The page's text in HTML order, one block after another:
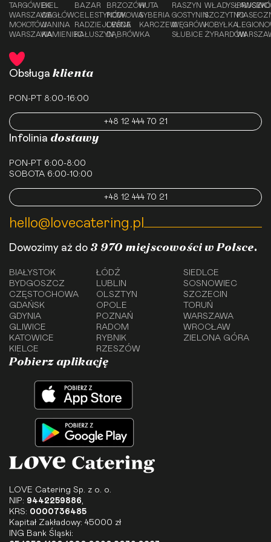
TARGÓWEK
WARSZAWA
MOKOTÓW
WARSZAWA
BIEL
CEGŁÓW
JANINA
KAMIENIEC
BAZAR
CELESTYNÓW
RADZIEJOWICE
KAŁUSZYN
BRZOZÓW
PODKOWA
LEŚNA
DĄBRÓWKA
HUTA
SYBERIA
KARCZEW
RASZYN
GOSTYNIN
WĘGRÓW
SŁUBICE
WŁADYSŁAWOWO
SZCZYTNO
KOBYŁKA
ŻYRARDÓW
Obsługa klienta
PON-PT 8:00-16:00
+48 12 444 70 21
Infolinia dostawy
PON-PT 6:00-8:00
SOBOTA 6:00-10:00
+48 12 444 70 21
hello@lovecatering.pl
Dowozimy aż do 3 970 miejscowości w Polsce.
BIAŁYSTOK
BYDGOSZCZ
CZĘSTOCHOWA
GDAŃSK
GDYNIA
GLIWICE
KATOWICE
KIELCE
ŁÓDŹ
LUBLIN
OLSZTYN
OPOLE
POZNAŃ
RADOM
RYBNIK
RZESZÓW
SIEDLCE
SOSNOWIEC
SZCZECIN
TORUŃ
WARSZAWA
WROCŁAW
ZIELONA GÓRA
Pobierz aplikację
LOVE Catering Sp. z o. o.
NIP: 9442259886,
KRS: 0000736485
Kapitał Zakładowy: 45000 zł
ING Bank Śląski: